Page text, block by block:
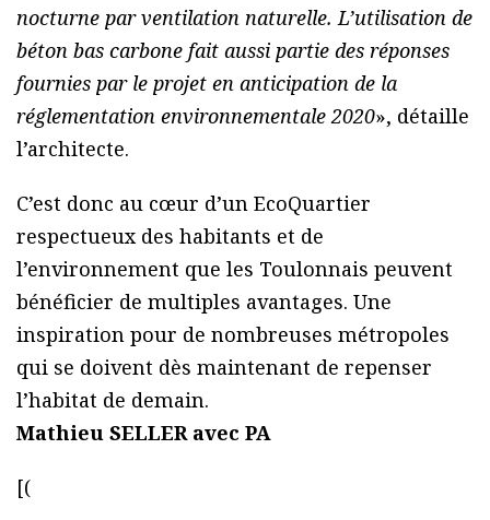
nocturne par ventilation naturelle. L’utilisation de
béton bas carbone fait aussi partie des réponses
fournies par le projet en anticipation de la
réglementation environnementale 2020», détaille
l’architecte.
C’est donc au cœur d’un EcoQuartier
respectueux des habitants et de
l’environnement que les Toulonnais peuvent
bénéficier de multiples avantages. Une
inspiration pour de nombreuses métropoles
qui se doivent dès maintenant de repenser
l’habitat de demain.
Mathieu SELLER avec PA
[(